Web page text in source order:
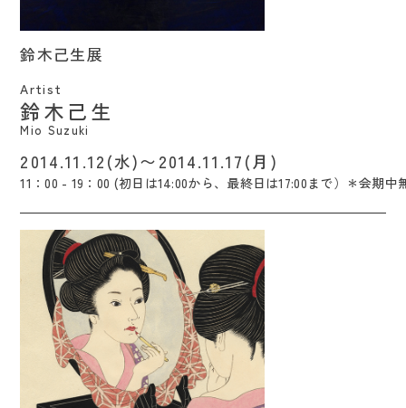
鈴木己生展
Artist
鈴木己生
Mio Suzuki
2014.11.12(水)〜2014.11.17(月)
11：00 - 19：00 (初日は14:00から、最終日は17:00まで）＊会期中